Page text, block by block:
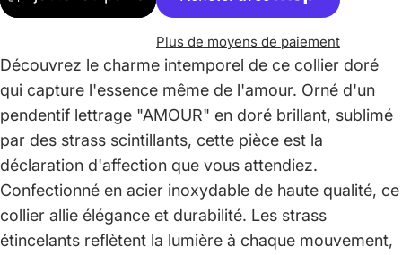
Plus de moyens de paiement
Découvrez le charme intemporel de ce collier doré
qui capture l'essence même de l'amour. Orné d'un
pendentif lettrage "AMOUR" en doré brillant, sublimé
par des strass scintillants, cette pièce est la
déclaration d'affection que vous attendiez.
Confectionné en acier inoxydable de haute qualité, ce
collier allie élégance et durabilité. Les strass
étincelants reflètent la lumière à chaque mouvement,